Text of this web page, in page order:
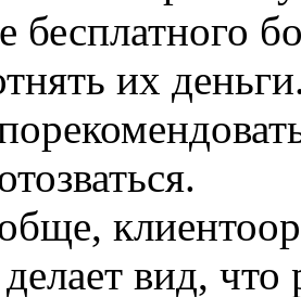
бесплатного
их
вид, что